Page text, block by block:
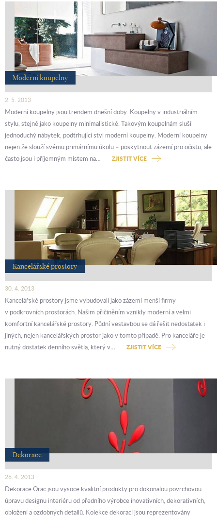
Moderní koupelny
2. 5. 2013
Moderní koupelny jsou trendem dnešní doby. Koupelny v industriálním
stylu, stejně jako koupelny minimalistické. Takovým koupelnám sluší
jednoduchý nábytek, podtrhující styl moderní koupelny. Moderní koupelny
nejen že slouží svému primárnímu úkolu – poskytnout zázemí pro očistu, ale
často jsou i příjemným místem na…
ZJISTIT VÍCE
Kancelářské prostory
30. 4. 2013
Kancelářské prostory jsme vybudovali jako zázemí menší firmy
v podkrovních prostorách. Našim přičiněním vznikly moderní a velmi
komfortní kancelářské prostory. Půdní vestavbou se dá řešit nedostatek i
jiných, nejen kancelářských prostor jako v tomto případě. Pro kanceláře je
nutný dostatek denního světla, který v…
ZJISTIT VÍCE
Dekorace
26. 4. 2013
Dekorace Orac jsou vysoce kvalitní produkty pro dokonalou povrchovou
úpravu designu interiéru od předního výrobce inovativních, dekorativních,
obložení a ozdobných detailů. Kolekce dekorací jsou reprezentovány